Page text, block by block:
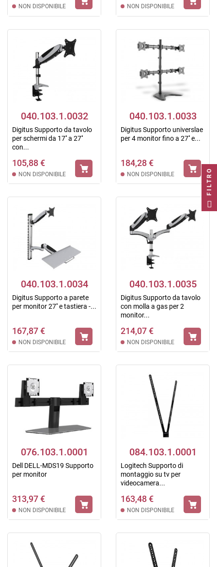
NON DISPONIBILE NON DISPONIBILE
040.103.1.0032
Digitus Supporto da tavolo
per schermi da 17'' a 27''
con...
105,88 €
NON DISPONIBILE
040.103.1.0033
Digitus Supporto universlae
per 4 monitor fino a 27'' e...
184,28 €
NON DISPONIBILE
040.103.1.0034
Digitus Supporto a parete
per monitor 27'' e tastiera -...
167,87 €
NON DISPONIBILE
040.103.1.0035
Digitus Supporto da tavolo
con molla a gas per 2
monitor...
214,07 €
NON DISPONIBILE
076.103.1.0001
Dell DELL-MDS19 Supporto
per monitor
313,97 €
NON DISPONIBILE
084.103.1.0001
Logitech Supporto di
montaggio su tv per
videocamera...
163,48 €
NON DISPONIBILE
FILTRO